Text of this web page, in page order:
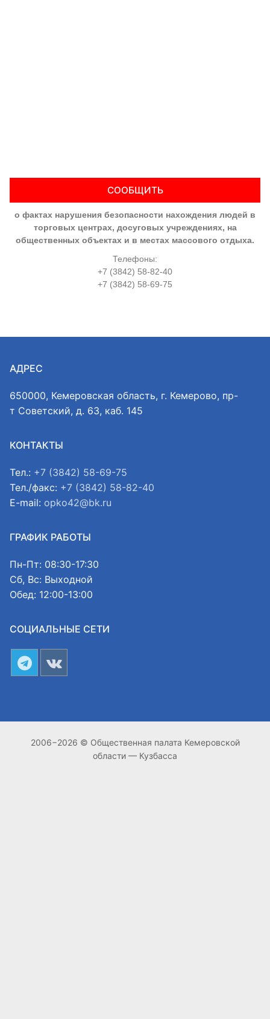
СООБЩИТЬ
о фактах нарушения безопасности нахождения людей в
торговых центрах, досуговых учреждениях, на
общественных объектах и в местах массового отдыха.
Телефоны:
+7 (3842) 58-82-40
+7 (3842) 58-69-75
АДРЕС
650000, Кемеровская область, г. Кемерово, пр-
т Советский, д. 63, каб. 145
КОНТАКТЫ
Тел.: +7 (3842) 58-69-75
Тел./факс: +7 (3842) 58-82-40
E-mail: opko42@bk.ru
ГРАФИК РАБОТЫ
Пн-Пт: 08:30-17:30
Сб, Вс: Выходной
Обед: 12:00-13:00
СОЦИАЛЬНЫЕ СЕТИ
2006−2026 © Общественная палата Кемеровской
области — Кузбасса